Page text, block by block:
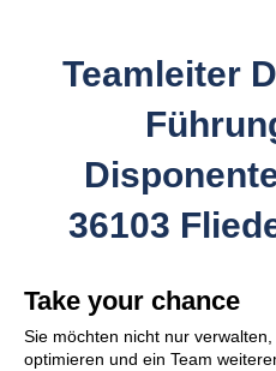
Teamleiter
36103
Take your chance
Sie möchten nicht nur
optimieren und ein Team